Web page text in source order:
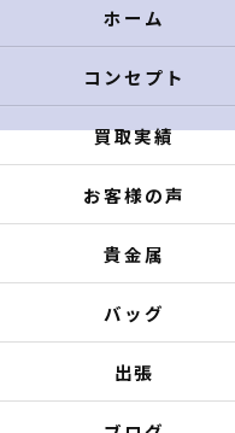
ホーム
コンセプト
買取実績
お客様の声
貴金属
バッグ
出張